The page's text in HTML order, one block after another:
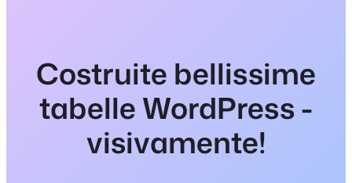
Costruite bellissime
tabelle WordPress -
visivamente!